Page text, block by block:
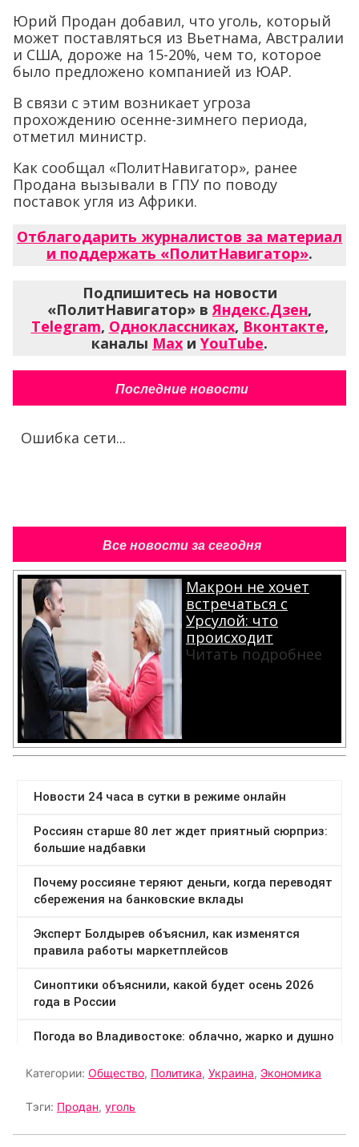
Юрий Продан добавил, что уголь, который
может поставляться из Вьетнама, Австралии
и США, дороже на 15-20%, чем то, которое
было предложено компанией из ЮАР.
В связи с этим возникает угроза
прохождению осенне-зимнего периода,
отметил министр.
Как сообщал «ПолитНавигатор», ранее
Продана вызывали в ГПУ по поводу
поставок угля из Африки.
Отблагодарить журналистов за материал
и поддержать «ПолитНавигатор».
Подпишитесь на новости
«ПолитНавигатор» вЯндекс.Дзен,
Telegram, Одноклассниках, Вконтакте,
каналы Max и YouTube.
Последние новости
Ошибка сети...
Все новости за сегодня
Макрон не хочет
встречаться с
Урсулой: что
происходит
Читать подробнее
Категории: Общество, Политика, Украина, Экономика
Тэги: Продан, уголь